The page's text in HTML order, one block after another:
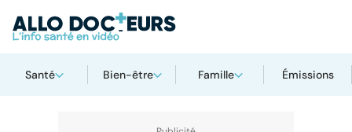
Santé Bien-être Famille Émissions